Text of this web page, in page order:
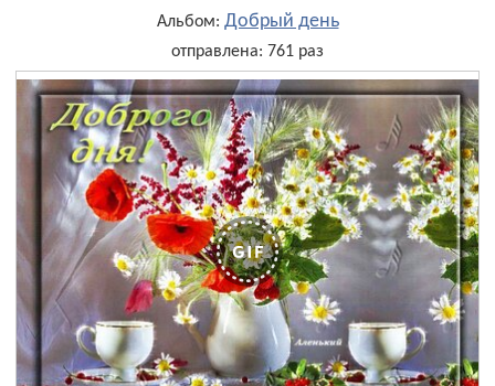
Альбом: Добрый день
отправлена: 761 раз